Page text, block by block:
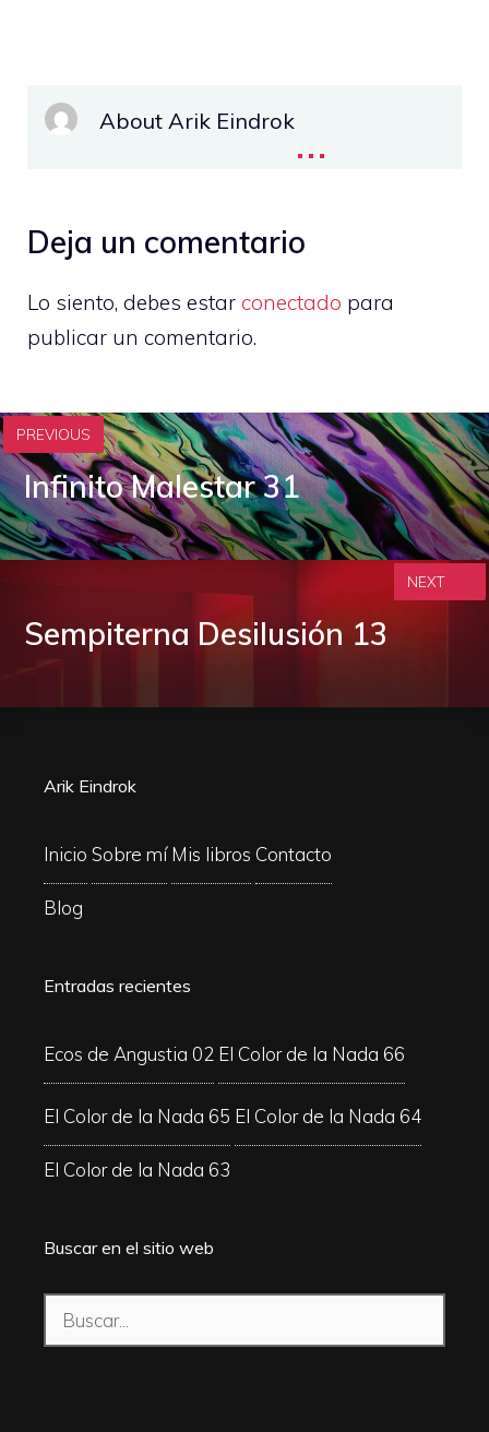
About Arik Eindrok...
Deja un comentario
Lo siento, debes estar conectado para
publicar un comentario.
PREVIOUS
Infinito Malestar 31
Sempiterna Desilusión 13
NEXT
Arik Eindrok
Inicio Sobre mí Mis libros Contacto
Blog
Entradas recientes
Ecos de Angustia 02 El Color de la Nada 66
El Color de la Nada 65 El Color de la Nada 64
El Color de la Nada 63
Buscar en el sitio web
Buscar: